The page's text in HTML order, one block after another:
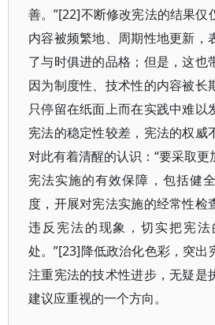
善。”[22]不断修改宪法的结果仅
内容被频繁地、周期性地更新，
了与时俱进的品格；但是，这也
因为制度性、技术性的内容被长
只停留在纸面上而在实践中难以
宪法的稳定性较差，宪法的权威
对此有着清醒的认识：“要采取
宪法实施的有效保障，包括健
度，开展对宪法实施的经常性检
违反宪法的现象，切实把宪
处。”[23]降低政治化色彩，突出
注重宪法的技术性进步，无疑是
建议应重视的一个方向。